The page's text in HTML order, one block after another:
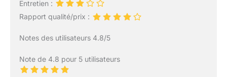
Entretien :
Rapport qualité/prix :
Notes des utilisateurs 4.8/5
Note de 4.8 pour 5 utilisateurs